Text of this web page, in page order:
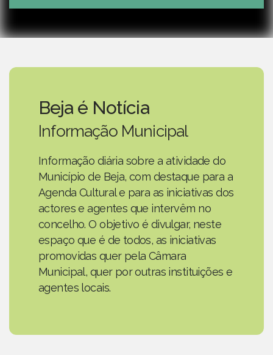
Play Mute
Beja é Notícia
Informação Municipal
Informação diária sobre a atividade do
Município de Beja, com destaque para a
Agenda Cultural e para as iniciativas dos
actores e agentes que intervêm no
concelho. O objetivo é divulgar, neste
espaço que é de todos, as iniciativas
promovidas quer pela Câmara
Municipal, quer por outras instituições e
agentes locais.